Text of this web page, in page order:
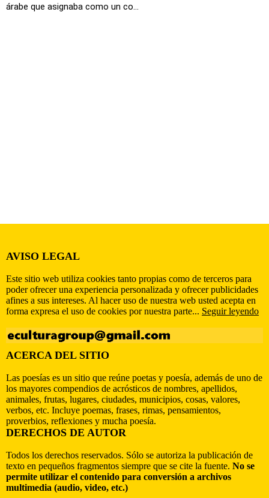
árabe que asignaba como un co...
AVISO LEGAL
Este sitio web utiliza cookies tanto propias como de terceros para
poder ofrecer una experiencia personalizada y ofrecer publicidades
afines a sus intereses. Al hacer uso de nuestra web usted acepta en
forma expresa el uso de cookies por nuestra parte... Seguir leyendo
ACERCA DEL SITIO
Las poesías es un sitio que reúne poetas y poesía, además de uno de
los mayores compendios de acrósticos de nombres, apellidos,
animales, frutas, lugares, ciudades, municipios, cosas, valores,
verbos, etc. Incluye poemas, frases, rimas, pensamientos,
proverbios, reflexiones y mucha poesía.
DERECHOS DE AUTOR
Todos los derechos reservados. Sólo se autoriza la publicación de
texto en pequeños fragmentos siempre que se cite la fuente. No se
permite utilizar el contenido para conversión a archivos
multimedia (audio, video, etc.)